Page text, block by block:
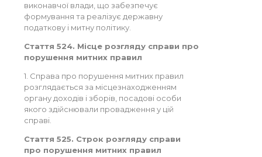
виконавчої влади, що забезпечує
формування та реалізує державну
податкову і митну політику.
Стаття 524. Місце розгляду справи про
порушення митних правил
1. Справа про порушення митних правил
розглядається за місцезнаходженням
органу доходів і зборів, посадові особи
якого здійснювали провадження у цій
справі.
Стаття 525. Строк розгляду справи
про порушення митних правил